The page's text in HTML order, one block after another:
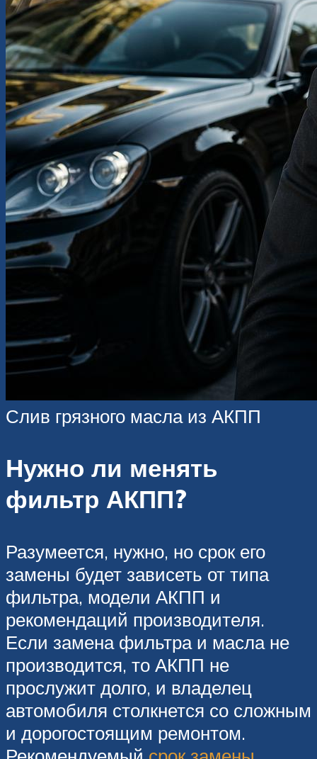
Слив грязного масла из АКПП
Нужно ли менять
фильтр АКПП?
Разумеется, нужно, но срок его
замены будет зависеть от типа
фильтра, модели АКПП и
рекомендаций производителя.
Если замена фильтра и масла не
производится, то АКПП не
прослужит долго, и владелец
автомобиля столкнется со сложным
и дорогостоящим ремонтом.